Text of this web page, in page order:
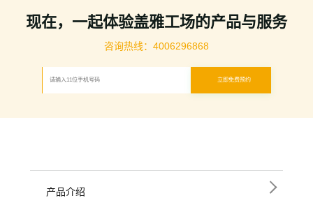
现在，一起体验盖雅工场的产品与服务
咨询热线：4006296868
立即免费预约
产品介绍